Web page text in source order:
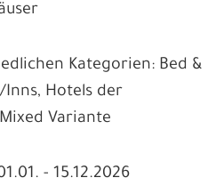
Kategorien: Bed &
Hotels der
Variante
- 15.12.2026